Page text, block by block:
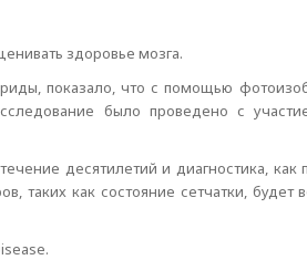
здоровье мозга.
показало, что с помощью
было проведено с
десятилетий и диагностика, как
таких как состояние сетчатки, будет